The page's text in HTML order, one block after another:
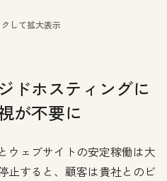
して拡大表示
ドホスティングに
が不要に
ウェブサイトの安定稼働は大
止すると、顧客は貴社とのビ